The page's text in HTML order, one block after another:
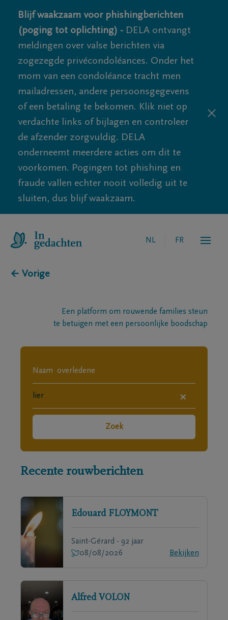
Blijf waakzaam voor phishingberichten
(poging tot oplichting) - DELA ontvangt
meldingen over valse berichten via
zogezegde privécondoléances. Onder het
mom van een condoléance tracht men
mailadressen, andere persoonsgegevens
of een betaling te bekomen. Klik niet op
verdachte links of bijlagen en controleer
de afzender zorgvuldig. DELA
onderneemt meerdere acties om dit te
voorkomen. Pogingen tot phishing en
fraude vallen echter nooit volledig uit te
sluiten, dus blijf waakzaam.
NL FR
← Vorige
Een platform om rouwende families steun
te betuigen met een persoonlijke boodschap
×
Zoek
Recente rouwberichten
Edouard FLOYMONT
Saint-Gérard - 92 jaar
08/08/2026
Bekijken
Alfred VOLON